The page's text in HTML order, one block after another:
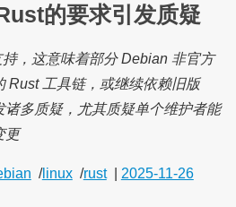
的要求引发质疑
，这意味着部分 Debian 非官方
Rust 工具链，或继续依赖旧版
多质疑，尤其质疑单个维护者能
更
/linux /rust 2025-11-26